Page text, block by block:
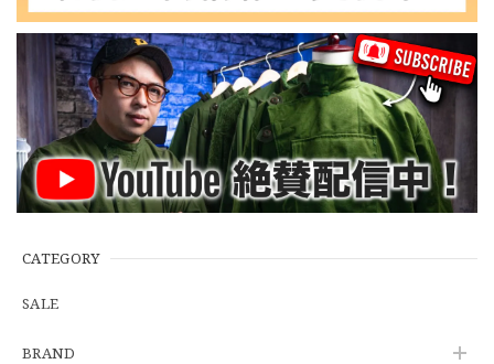
CATEGORY
SALE
BRAND
【W35】POLO by Ralph Lauren POLO CHINO "PROSPECT PANT" ポロチノ ラルフローレン ユーズド プロスペクト No.145
2026/06/29
2026/06/27